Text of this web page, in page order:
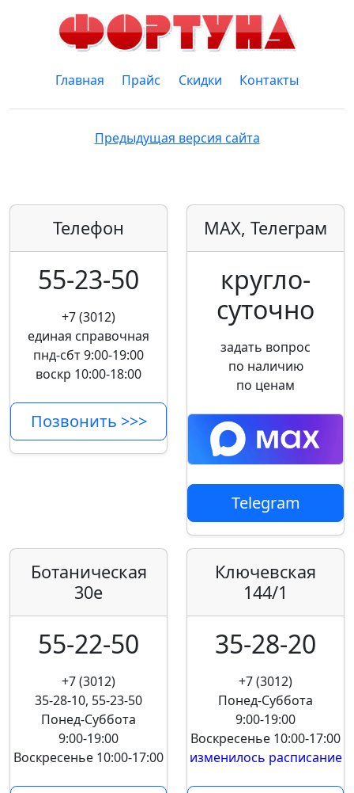
Главная Прайс Скидки Контакты
Предыдущая версия сайта
Телефон
55-23-50
+7 (3012)
единая справочная
пнд-сбт 9:00-19:00
воскр 10:00-18:00
Позвонить >>>
MAX, Телеграм
кругло­
суточно
задать вопрос
по наличию
по ценам
Telegram
Ботаническая
30е
55-22-50
+7 (3012)
35-28-10, 55-23-50
Понед-Суббота
9:00-19:00
Воскресенье 10:00-17:00
Ключевская
144/1
35-28-20
+7 (3012)
Понед-Суббота
9:00-19:00
Воскресенье 10:00-17:00
изменилось расписание